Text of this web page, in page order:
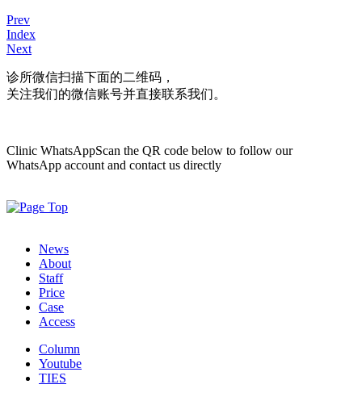
Prev
Index
Next
诊所微信扫描下面的二维码，
关注我们的微信账号并直接联系我们。
Clinic WhatsAppScan the QR code below to follow our
WhatsApp account and contact us directly
News
About
Staff
Price
Case
Access
Column
Youtube
TIES